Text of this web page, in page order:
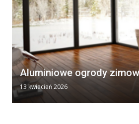
Aluminiowe ogrody
13 kwiecień 2026